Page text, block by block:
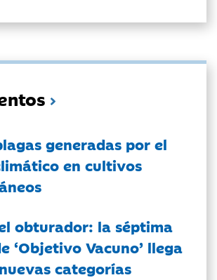
generadas por el
en cultivos
obturador: la séptima
‘Objetivo Vacuno’ llega
categorías